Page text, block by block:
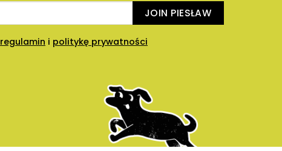
JOIN PIESŁAW
regulamin i politykę prywatności